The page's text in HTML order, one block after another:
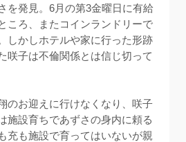
を発見。6月の第3金曜日に有給
ころ、またコインランドリーで
しかしホテルや家に行った形跡
咲子は不倫関係とは信じ切って
のお迎えに行けなくなり、咲子
施設育ちであずさの身内に頼る
充も施設で育ってはいないが親